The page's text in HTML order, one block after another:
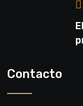
Contacto